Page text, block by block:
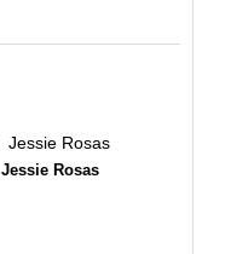
Jessie Rosas